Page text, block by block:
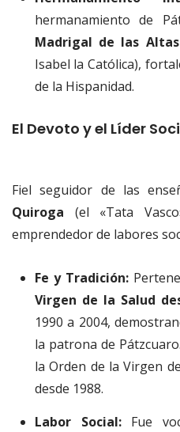
hermanamiento de
Madrigal de las Altas
Isabel la Católica),
de la Hispanidad.
El Devoto y el Líder
Fiel seguidor de las
Quiroga (el «Tata
emprendedor de labores
Fe y Tradición:
Virgen de la Salud
1990 a 2004,
la patrona de
la Orden de la Virgen
desde 1988.
Labor Social:Fue